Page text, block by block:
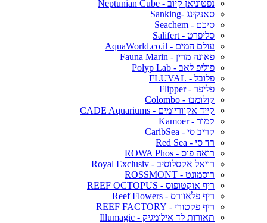
נפטוניאן קיוב - Neptunian Cube
סאנקינג -Sanking
סיכם - Seachem
סליפרט - Salifert
עולם המים - AquaWorld.co.il
פאונה מרין - Fauna Marin
פוליפ לאב - Polyp Lab
פלובל - FLUVAL
פליפר - Flipper
קולומבו - Colombo
קייד אקווריומים - CADE Aquariums
קמור - Kamoer
קריב סי - CaribSea
רד סי - Red Sea
רואה פוס - ROWA Phos
רויאל אקסלוסיב - Royal Exclusiv
רוסמונט - ROSSMONT
ריף אוקטופוס - REEF OCTOPUS
ריף פלאוורס - Reef Flowers
ריף פקטורי - REEF FACTORY
תאורות לד אילומגיק - Illumagic